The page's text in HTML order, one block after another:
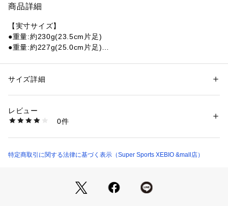
商品詳細
【実寸サイズ】
●重量:約230g(23.5cm片足)
●重量:約227g(25.0cm片足)
●ワイズ:Dワイド
※弊社独自の採寸・計量方法により計測を行っておりますた
め、多少の誤差が生じる場合があります。
生じている場合がありますが、使用上問題無いと判断したもの
※靴ひもの長さについては、左右10cm以内の差までは弊社許
容内とさせていただいております。左右の紐に10cm以上の差
性別：レディース
ニング ＞ ランニングシューズ
商品番号： 1540000470228
サイズ詳細
レビュー
0件
特定商取引に関する法律に基づく表示（Super Sports XEBIO &mall店）